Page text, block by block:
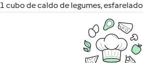
1 cubo de caldo de legumes, esfarelado